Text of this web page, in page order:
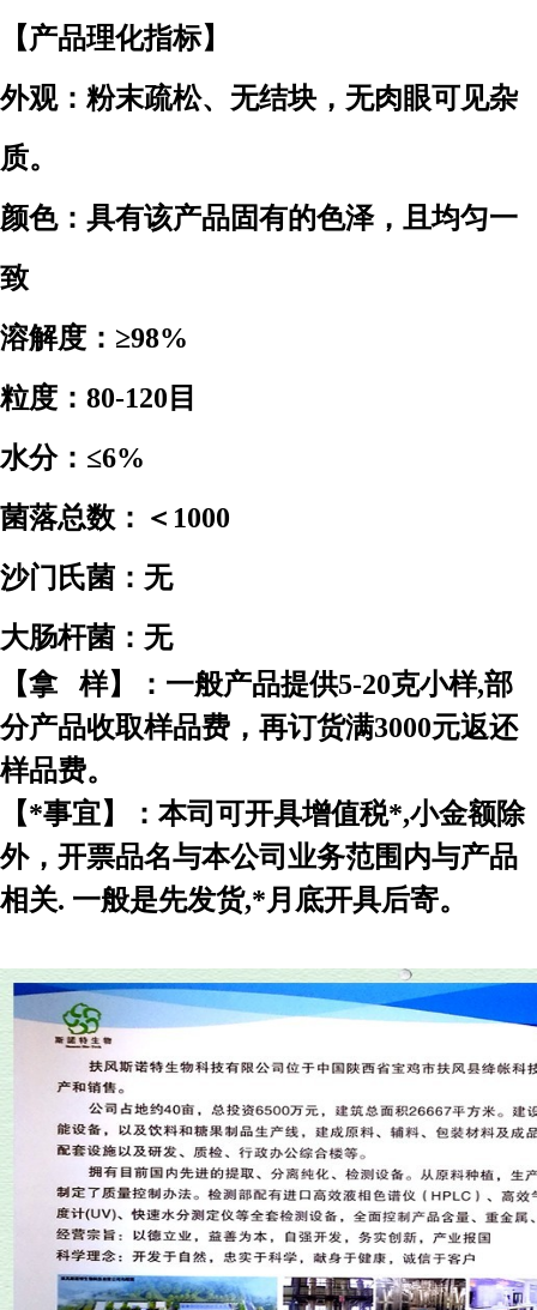
【产品理化指标】
外观：粉末疏松、无结块，无肉眼可见杂
质。
颜色：具有该产品固有的色泽，且均匀一
致
溶解度：≥98%
粒度：80-120目
水分：≤6%
菌落总数：＜1000
沙门氏菌：无
大肠杆菌：无
【拿 样】：一般产品提供5-20克小样,部
分产品收取样品费，再订货满3000元返还
样品费。
【*事宜】：本司可开具增值税*,小金额除
外，开票品名与本公司业务范围内与产品
相关. 一般是先发货,*月底开具后寄。